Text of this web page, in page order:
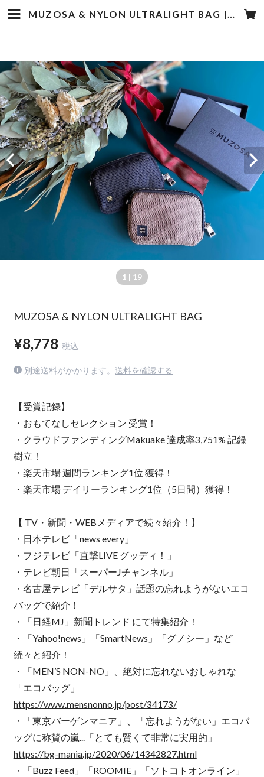
MUZOSA & NYLON ULTRALIGHT BAG | muzosa
1 | 19
MUZOSA & NYLON ULTRALIGHT BAG
¥8,778 税込
別途送料がかかります。 送料を確認する
【受賞記録】
・おもてなしセレクション 受賞！
・クラウドファンディングMakuake 達成率3,751% 記録
樹立！
・楽天市場 週間ランキング1位 獲得！
・楽天市場 デイリーランキング1位（5日間）獲得！
【 TV・新聞・WEBメディアで続々紹介！】
・日本テレビ「news every」
・フジテレビ「直撃LIVE グッディ！」
・テレビ朝日「スーパーJチャンネル」
・名古屋テレビ「デルサタ」話題の忘れようがないエコ
バッグで紹介！
・「日経MJ」新聞トレンド にて特集紹介！
・「Yahoo!news」「SmartNews」「グノシー」など
続々と紹介！
・「MEN’S NON-NO」、絶対に忘れないおしゃれな
「エコバッグ」
https://www.mensnonno.jp/post/34173/
・「東京バーゲンマニア」、「忘れようがない」エコバ
ッグに称賛の嵐...「とても賢くて非常に実用的」
https://bg-mania.jp/2020/06/14342827.html
・「Buzz Feed」「ROOMIE」「ソトコトオンライン」